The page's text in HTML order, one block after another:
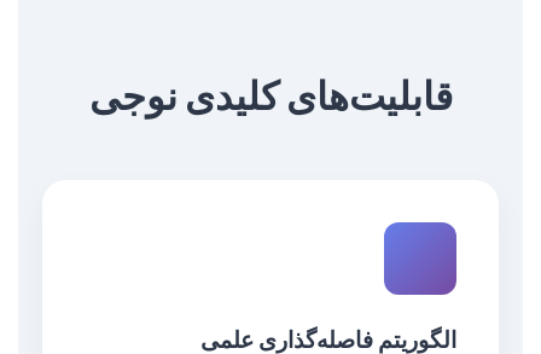
قابلیت‌های کلیدی نوجی
الگوریتم فاصله‌گذاری علمی